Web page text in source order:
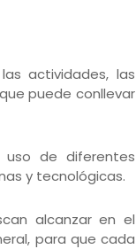
actividades, las
puede conllevar
uso de diferentes
y tecnológicas.
alcanzar en el
para que cada